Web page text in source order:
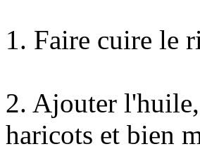
1. Faire cuire le
2. Ajouter
haricots et bien